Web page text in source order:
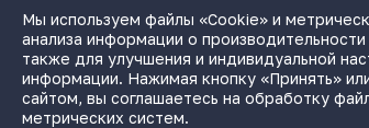
ПОЛЕЗНЫЕ ССЫЛКИ
Мы используем файлы «Cookie» и
анализа информации о производительности
также для улучшения и индивидуальной
информации. Нажимая кнопку «Принять»
сайтом, вы соглашаетесь на обработку
метрических систем.